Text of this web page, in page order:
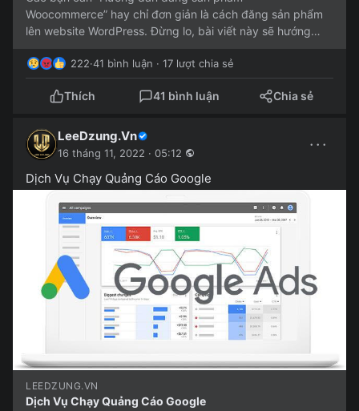
Woocommerce” hay chỉ đơn giản là cách đăng sản phẩm
lên website WordPress. Đừng lo, bài viết này sẽ hướng
222·41 bình luận · 17 lượt chia sẻ
Thích 41 bình luận Chia sẻ
LeeDzung.Vn
16 tháng 11, 2022 · 05:12 ···
Dịch Vụ Chạy Quảng Cáo Google
LEEDZUNG.VN
Dịch Vụ Chạy Quảng Cáo Google